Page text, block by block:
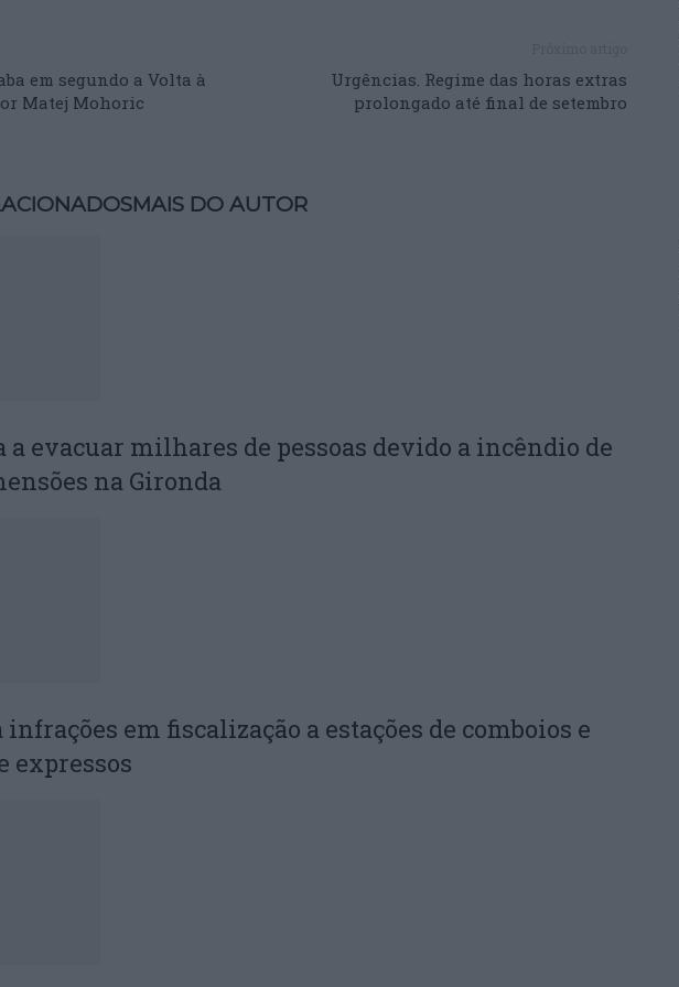
em segundo a Volta à
Matej Mohoric
Urgências. Regime das horas extras
prolongado até final de setembro
MAIS DO AUTOR
a evacuar milhares de pessoas devido a incêndio de
na Gironda
infrações em fiscalização a estações de comboios e
expressos